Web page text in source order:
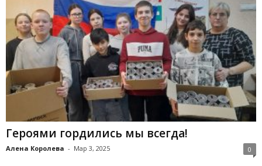
Героями гордились мы всегда!
Алена Королева - Мар 3, 2025 0